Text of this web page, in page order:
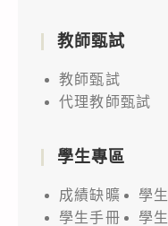
教師甄試
教師甄試
代理教師甄試
學生專區
成績缺曠
學
學生手冊
學